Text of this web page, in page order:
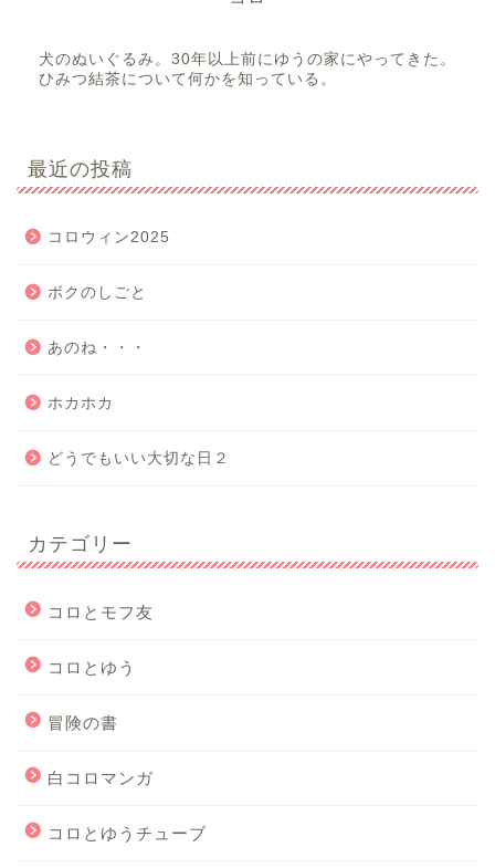
犬のぬいぐるみ。30年以上前にゆうの家にやってきた。
ひみつ結茶について何かを知っている。
最近の投稿
コロウィン2025
ボクのしごと
あのね・・・
ホカホカ
どうでもいい大切な日２
カテゴリー
コロとモフ友
コロとゆう
冒険の書
白コロマンガ
コロとゆうチューブ